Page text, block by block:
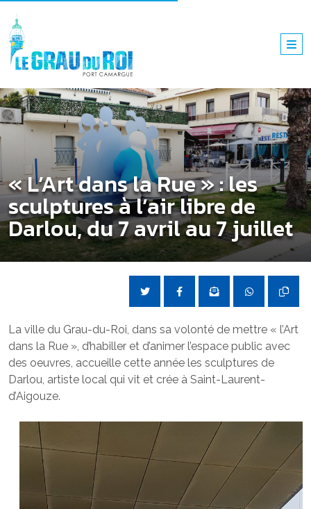
« L’Art dans la Rue » : les
sculptures à l’air libre de
Darlou, du 7 avril au 7 juillet
La ville du Grau-du-Roi, dans sa volonté de mettre « l’Art
dans la Rue », d’habiller et d’animer l’espace public avec
des oeuvres, accueille cette année les sculptures de
Darlou, artiste local qui vit et crée à Saint-Laurent-
d’Aigouze.